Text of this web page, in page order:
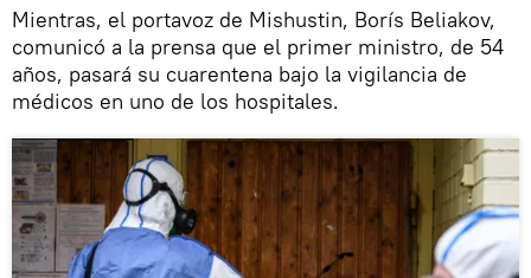
Mientras, el portavoz de Mishustin, Borís Beliakov,
comunicó a la prensa que el primer ministro, de 54
años, pasará su cuarentena bajo la vigilancia de
médicos en uno de los hospitales.